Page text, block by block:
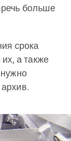
больше
срока
а также